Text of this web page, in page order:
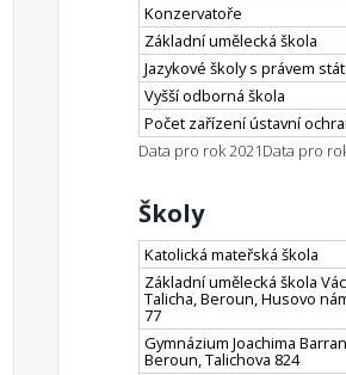
Konzervatoře
Základní umělecká škola
Jazykové školy s právem
Vyšší odborná škola
Počet zařízení ústavní
Data pro rok 2021Data pro
Školy
Katolická mateřská škola
Základní umělecká škola
Talicha, Beroun, Husovo
77
Gymnázium Joachima
Beroun, Talichova 824